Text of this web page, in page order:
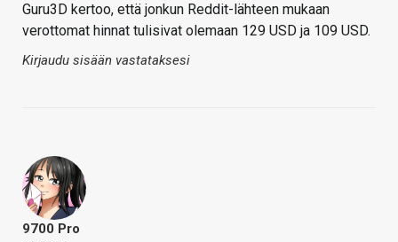
Guru3D kertoo, että jonkun Reddit-lähteen mukaan
verottomat hinnat tulisivat olemaan 129 USD ja 109 USD.
Kirjaudu sisään vastataksesi
9700 Pro